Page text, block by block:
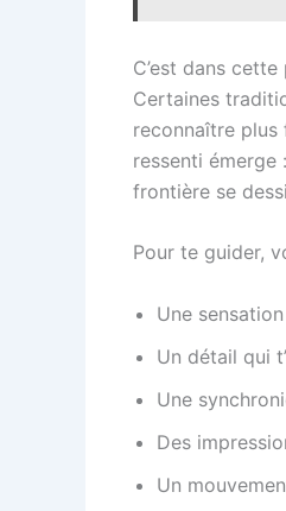
C’est dans
Certaines
reconnaître plus
ressenti émerge
frontière se
Pour te guider,
Une
Un détail qui
Une
Des
Un